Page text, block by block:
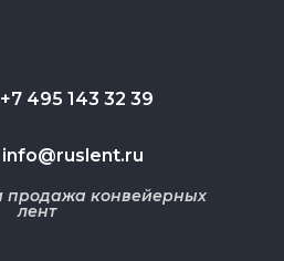
+7 495 143 32 39
info@ruslent.ru
продажа конвейерных
лент